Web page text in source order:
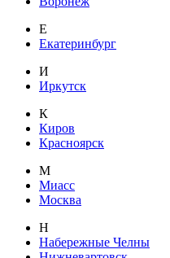
Е
Екатеринбург
И
Иркутск
К
Киров
Красноярск
М
Миасс
Москва
Н
Набережные Челны